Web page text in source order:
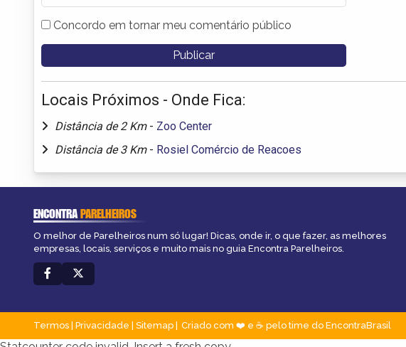
Concordo em tornar meu comentário público
Locais Próximos - Onde Fica:
Distância de 2 Km - Zoo Center
Distância de 3 Km - Rosiel Comércio de Reacoes
ENCONTRAPARELHEIROS
O melhor de Parelheiros num só lugar! Dicas, onde ir, o que fazer, as melhores
empresas, locais, serviços e muito mais no guia Encontra Parelheiros.
Termos Privacidade Sitemap Criado com ❤️ e ☕ pelo time do EncontraBrasil